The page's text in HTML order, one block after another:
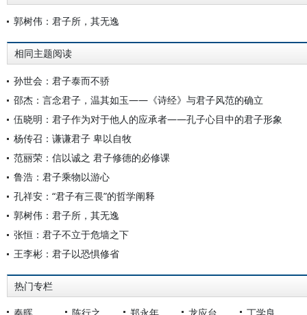
郭树伟：君子所，其无逸
相同主题阅读
孙世会：君子泰而不骄
邵杰：言念君子，温其如玉——《诗经》与君子风范的确立
伍晓明：君子作为对于他人的应承者——孔子心目中的君子形象
杨传召：谦谦君子 卑以自牧
范丽荣：信以诚之 君子修德的必修课
鲁浩：君子乘物以游心
孔祥安：“君子有三畏”的哲学阐释
郭树伟：君子所，其无逸
张恒：君子不立于危墙之下
王李彬：君子以恐惧修省
热门专栏